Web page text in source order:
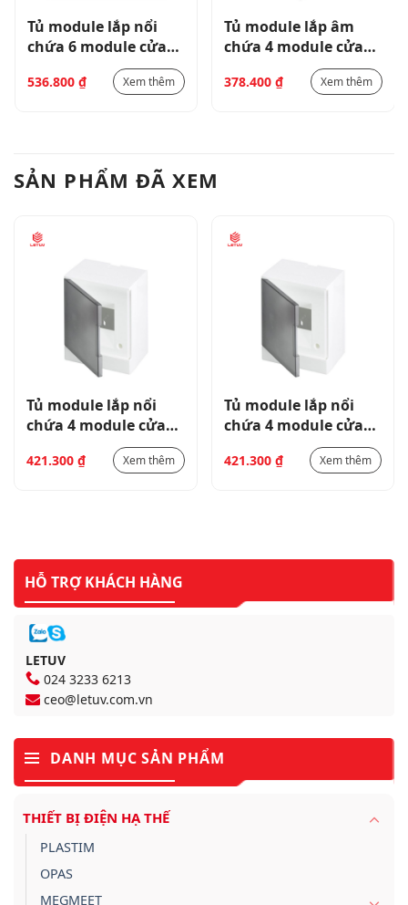
Tủ module lắp nổi
chứa 6 module cửa
trắng-BEW401206
536.800 ₫ Xem thêm
Tủ module lắp âm
chứa 4 module cửa
mờ-BEF402204
378.400 ₫ Xem thêm
SẢN PHẨM ĐÃ XEM
Tủ module lắp nổi
chứa 4 module cửa
mờ-BEW402204
421.300 ₫ Xem thêm
Tủ module lắp nổi
chứa 4 module cửa
mờ-BEW402204
421.300 ₫ Xem thêm
HỖ TRỢ KHÁCH HÀNG
LETUV
024 3233 6213
ceo@letuv.com.vn
DANH MỤC SẢN PHẨM
THIẾT BỊ ĐIỆN HẠ THẾ
PLASTIM
OPAS
MEGMEET